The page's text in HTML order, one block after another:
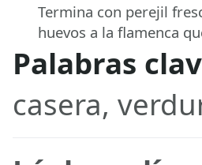
Termina con perejil
huevos a la flamenca
Palabras
casera,